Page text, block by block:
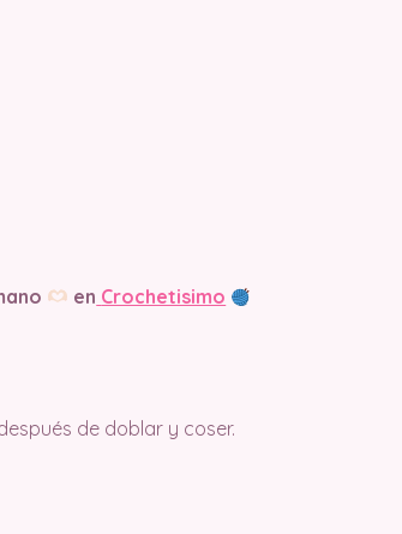
en Crochetisimo
de doblar y coser.